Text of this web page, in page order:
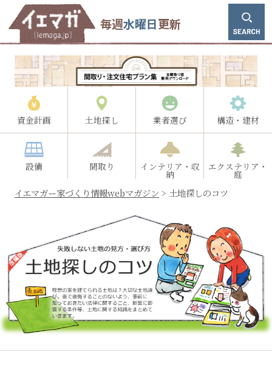
毎週水曜日更新
資金計画 土地探し 業者選び 構造・建材
設備 間取り インテリア・収
納
エクステリア・
庭
イエマガー家づくり情報webマガジン > 土地探しのコツ